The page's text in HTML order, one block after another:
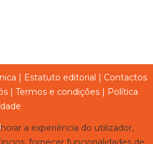
| Estatuto editorial | Contactos
| Termos e condições | Política
a experiência do utilizador,